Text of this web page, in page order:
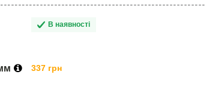
В наявності
337 грн